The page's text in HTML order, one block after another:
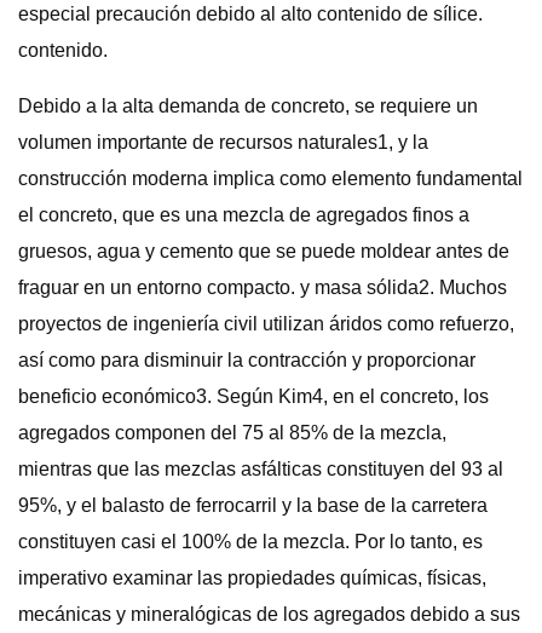
especial precaución debido al alto contenido de sílice.
contenido.
Debido a la alta demanda de concreto, se requiere un
volumen importante de recursos naturales1, y la
construcción moderna implica como elemento fundamental
el concreto, que es una mezcla de agregados finos a
gruesos, agua y cemento que se puede moldear antes de
fraguar en un entorno compacto. y masa sólida2. Muchos
proyectos de ingeniería civil utilizan áridos como refuerzo,
así como para disminuir la contracción y proporcionar
beneficio económico3. Según Kim4, en el concreto, los
agregados componen del 75 al 85% de la mezcla,
mientras que las mezclas asfálticas constituyen del 93 al
95%, y el balasto de ferrocarril y la base de la carretera
constituyen casi el 100% de la mezcla. Por lo tanto, es
imperativo examinar las propiedades químicas, físicas,
mecánicas y mineralógicas de los agregados debido a sus